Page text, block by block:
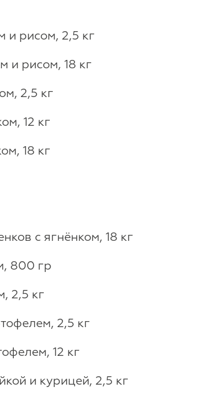
и рисом, 2,5 кг
и рисом, 18 кг
2,5 кг
12 кг
18 кг
с ягнёнком, 18 кг
800 гр
2,5 кг
2,5 кг
12 кг
и курицей, 2,5 кг